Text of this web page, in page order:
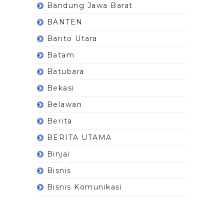
Bandung Jawa Barat
BANTEN
Barito Utara
Batam
Batubara
Bekasi
Belawan
Berita
BERITA UTAMA
Binjai
Bisnis
Bisnis Komunikasi